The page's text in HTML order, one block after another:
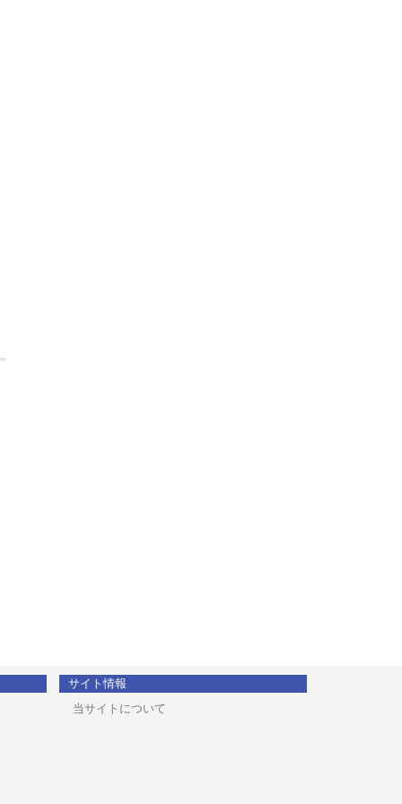
サイト情報
当サイトについて